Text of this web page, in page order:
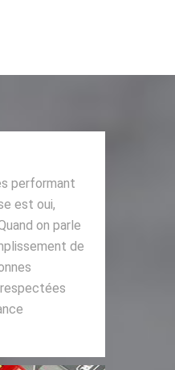
performant
est oui,
on parle
de